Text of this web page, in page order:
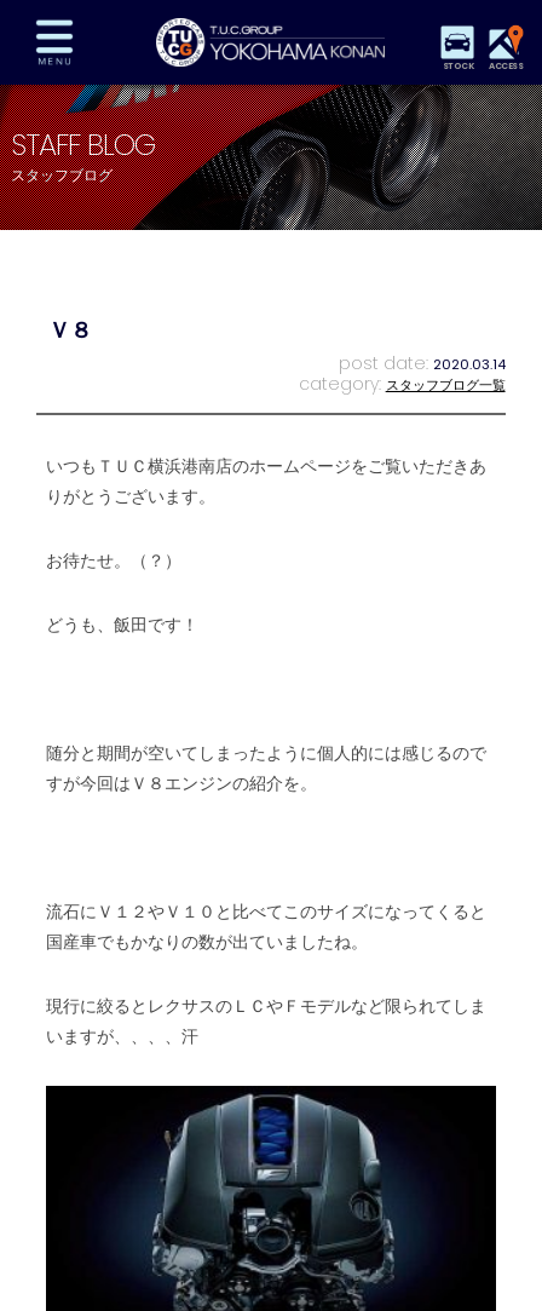
STOCK ACCESS
在庫車両情報 保証&サービス パーツリスト
TUCとは？ 店舗情報 アクセスマップ
全国納車 特別作業 注文販売
STAFF BLOG
スタッフブログ
Ｖ８
post date: 2020.03.14
category: スタッフブログ一覧
いつもＴＵＣ横浜港南店のホームページをご覧いただきあ
りがとうございます。
お待たせ。（？）
どうも、飯田です！
随分と期間が空いてしまったように個人的には感じるので
すが今回はＶ８エンジンの紹介を。
流石にＶ１２やＶ１０と比べてこのサイズになってくると
国産車でもかなりの数が出ていましたね。
現行に絞るとレクサスのＬＣやＦモデルなど限られてしま
いますが、、、、汗